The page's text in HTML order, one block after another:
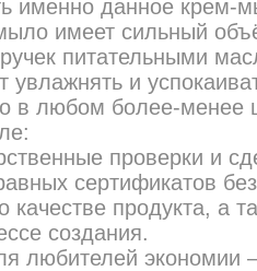
именно данное крем-
имеет сильный
питательными
увлажнять и
в любом более-менее
проверки и
сертификатов
качестве продукта, а
создания.
любителей экономии –